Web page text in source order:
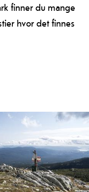
finner du mange
hvor det finnes